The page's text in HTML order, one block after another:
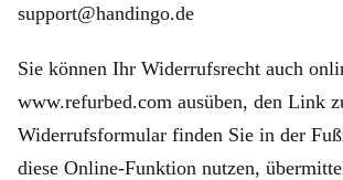
support@handingo.de
Sie können Ihr Widerrufsrecht auch
www.refurbed.com ausüben, den Link
Widerrufsformular finden Sie in der
diese Online-Funktion nutzen,